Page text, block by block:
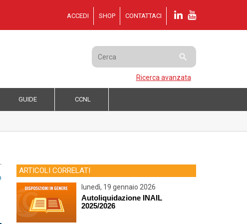
ACCEDI SHOP CONTATTACI

Ricerca avanzata
GUIDE CCNL
ARTICOLI CORRELATI
lunedì, 19 gennaio 2026
Autoliquidazione INAIL
2025/2026